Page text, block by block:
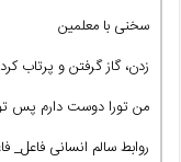
سخنی با معلمین
زدن، گاز گرفتن و پرتاب
من تورا دوست دارم پس
روابط سالم انسانی فاعل_